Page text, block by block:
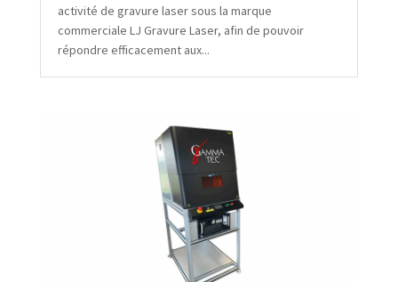
activité de gravure laser sous la marque
commerciale LJ Gravure Laser, afin de pouvoir
répondre efficacement aux...